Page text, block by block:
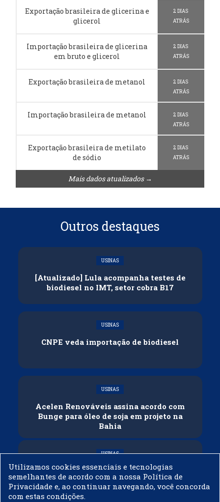
Exportação brasileira de glicerina e
glicerol
2 DIAS
ATRÁS
Importação brasileira de glicerina
em bruto e glicerol
2 DIAS
ATRÁS
Exportação brasileira de metanol
2 DIAS
ATRÁS
Importação brasileira de metanol
2 DIAS
ATRÁS
Exportação brasileira de metilato
de sódio
2 DIAS
ATRÁS
Mais dados atualizados →
Outros destaques
USINAS
[Atualizado] Lula acompanha testes de
biodiesel no IMT, setor cobra B17
USINAS
CNPE veda importação de biodiesel
USINAS
Acelen Renováveis assina acordo com
Bunge para óleo de soja em projeto na
Bahia
USINAS
Conflitos e veto russo às exportações
ameaçam oferta global de diesel
Utilizamos cookies essenciais e tecnologias
semelhantes de acordo com a nossa Política de
Privacidade e, ao continuar navegando, você concorda
com estas condições.